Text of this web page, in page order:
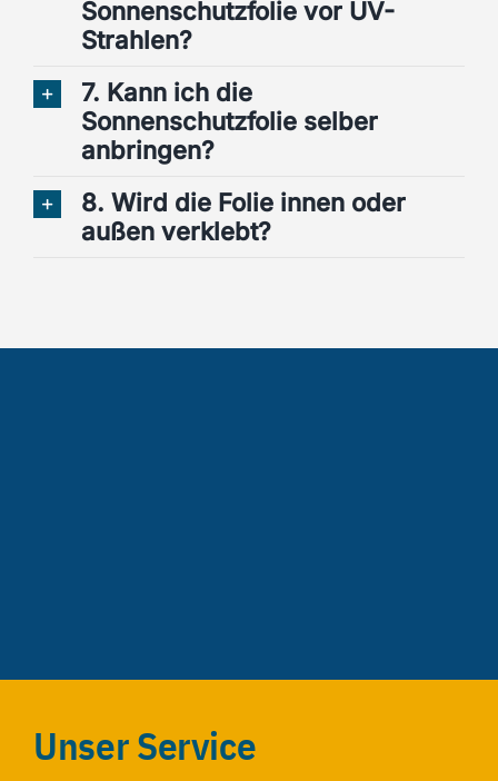
Sonnenschutzfolie vor UV-
Strahlen?
7. Kann ich die
Sonnenschutzfolie selber
anbringen?
8. Wird die Folie innen oder
außen verklebt?
Unser Service